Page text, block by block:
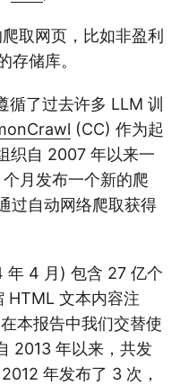
取网页，比如非盈利
存储库。
循了过去许多 LLM 训
(CC) 作为起
织自 2007 年以来一
月发布一个新的爬
过自动网络爬取获得
年 4 月) 包含 27 亿个
HTML 文本内容注
本报告中我们交替使
2013 年以来，共发
年发布了 3 次，